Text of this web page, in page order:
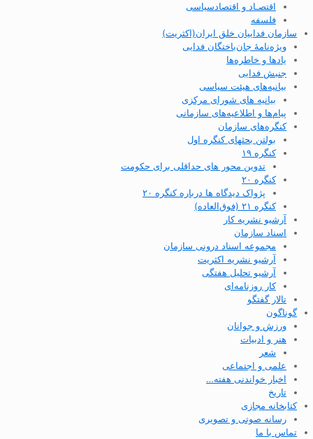
اقتصـاد و اقتصاد‌سیاسی
فلسفه
سازمان فداییان خلق ایران(اکثریت)
ویژه‌نامهٔ جان‌باختگان فدایی
یادها و خاطره‌ها
جنبش فدایی
بیانیه‌های هیئت سیاسی
بیانیه های شورای مرکزی
پیام‌ها و اطلاعیه‌های سازمانی
کنگره‌های سازمان
بولتن بحثهای کنگره اول
کنگره ۱۹
تدوین محور های حداقلی برای حکومت
کنگره ۲۰
پژواک دیدگاه ها درباره کنگره ۲۰
کنگره ۲۱ (فوق‌العاده)
آرشیو نشریه کار
اسناد سازمان
مجموعه اسناد درونی سازمان
آرشیو نشریه اکثریت
آرشیو تحلیل هفتگی
کار روزنامه‌ای
تالار گفتگو
گوناگون
ورزش و جوانان
هنر و ادبیات
شعر
علمی و اجتماعی
اخبار خواندنی هفته…
تاریخ
کتابخانه مجازی
رسانه صوتی و تصویری
تماس با ما